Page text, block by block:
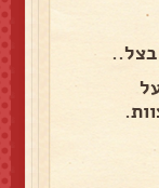
על